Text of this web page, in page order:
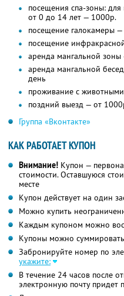
посещения спа-зоны:
от 0 до 14 лет — 1000р.
посещение галокамеры
посещение
аренда мангальной
аренда мангальной
день
проживание с
поздний выезд — от
Группа «Вконтакте»
КАК РАБОТАЕТ КУПОН
Внимание! Купон —
стоимости. Оставшуюся
месте
Купон действует на один
Можно купить
Каждым купоном можно
Купоны можно
Забронируйте номер по
укажите:
В течение 24 часов после
электронную почту